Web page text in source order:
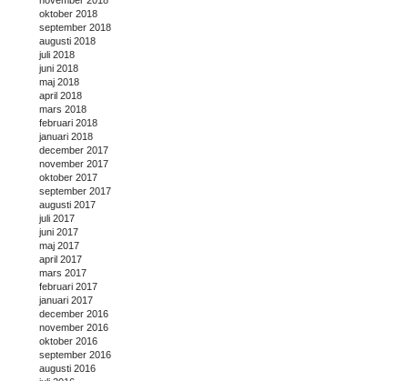
oktober 2018
september 2018
augusti 2018
juli 2018
juni 2018
maj 2018
april 2018
mars 2018
februari 2018
januari 2018
december 2017
november 2017
oktober 2017
september 2017
augusti 2017
juli 2017
juni 2017
maj 2017
april 2017
mars 2017
februari 2017
januari 2017
december 2016
november 2016
oktober 2016
september 2016
augusti 2016